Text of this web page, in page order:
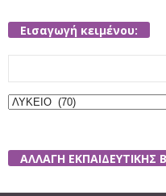
Εισαγωγή κειμένου:
for:
ΑΛΛΑΓΗ ΕΚΠΑΙΔΕΥΤΙΚΗΣ